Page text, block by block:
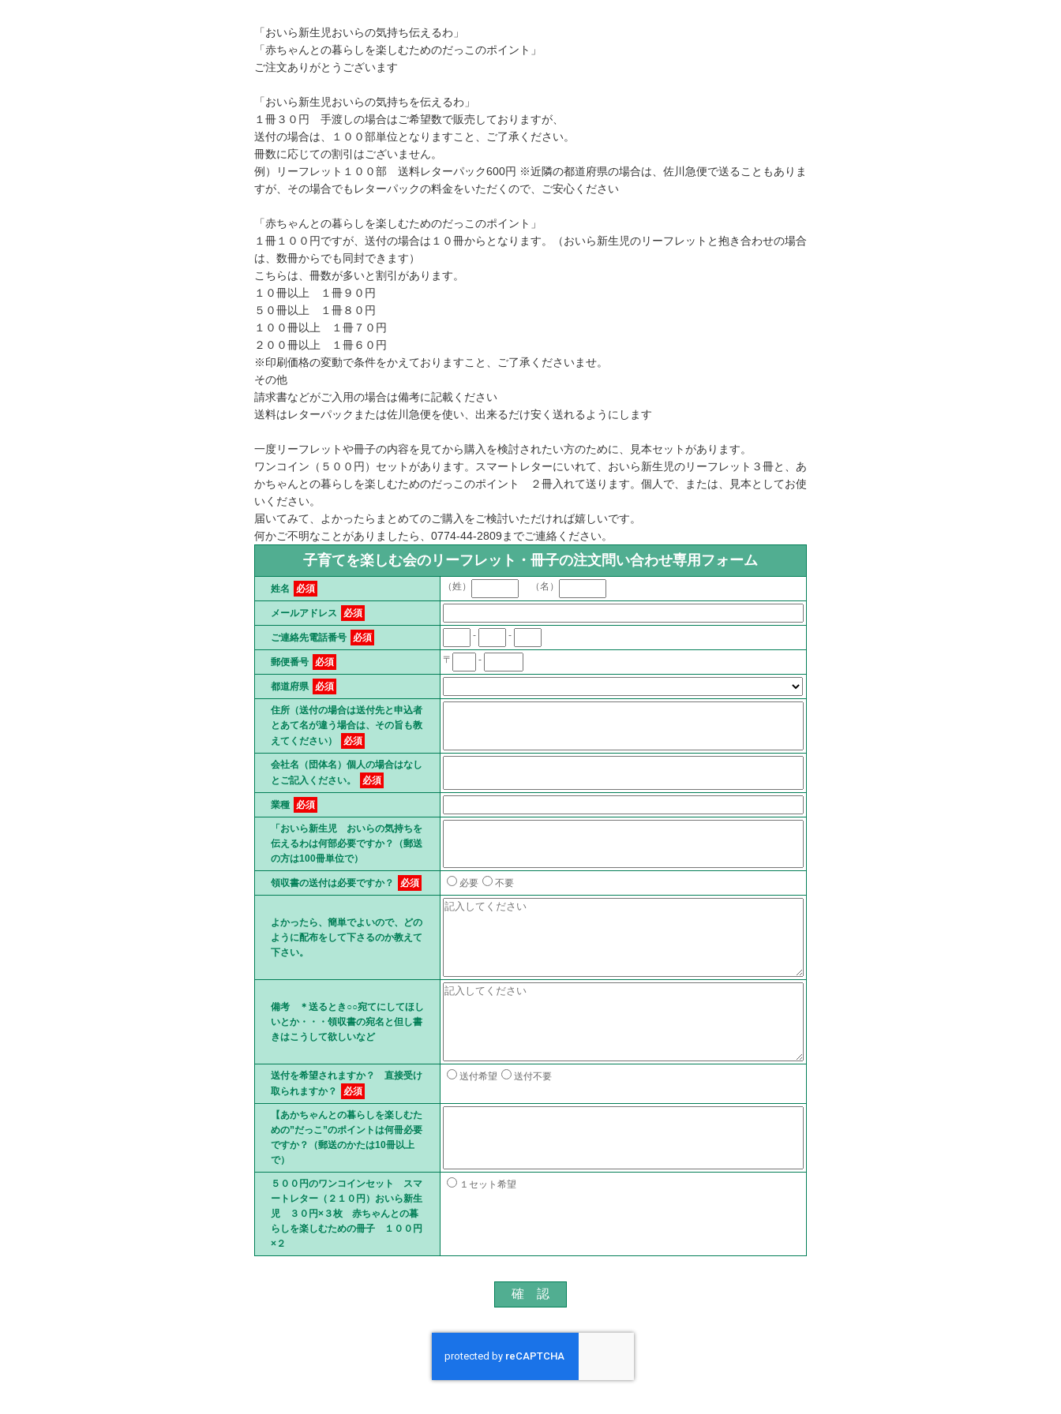
「おいら新生児おいらの気持ち伝えるわ」
「赤ちゃんとの暮らしを楽しむためのだっこのポイント」
ご注文ありがとうございます
「おいら新生児おいらの気持ちを伝えるわ」
１冊３０円 手渡しの場合はご希望数で販売しておりますが、
送付の場合は、１００部単位となりますこと、ご了承ください。
冊数に応じての割引はございません。
例）リーフレット１００部 送料レターパック600円 ※近隣の都道府県の場合は、佐川急便で送ることもありま
すが、その場合でもレターパックの料金をいただくので、ご安心ください
「赤ちゃんとの暮らしを楽しむためのだっこのポイント」
１冊１００円ですが、送付の場合は１０冊からとなります。（おいら新生児のリーフレットと抱き合わせの場合
は、数冊からでも同封できます）
こちらは、冊数が多いと割引があります。
１０冊以上 １冊９０円
５０冊以上 １冊８０円
１００冊以上 １冊７０円
２００冊以上 １冊６０円
※印刷価格の変動で条件をかえておりますこと、ご了承くださいませ。
その他
請求書などがご入用の場合は備考に記載ください
送料はレターパックまたは佐川急便を使い、出来るだけ安く送れるようにします
一度リーフレットや冊子の内容を見てから購入を検討されたい方のために、見本セットがあります。
ワンコイン（５００円）セットがあります。スマートレターにいれて、おいら新生児のリーフレット３冊と、あ
かちゃんとの暮らしを楽しむためのだっこのポイント ２冊入れて送ります。個人で、または、見本としてお使
いください。
届いてみて、よかったらまとめてのご購入をご検討いただければ嬉しいです。
何かご不明なことがありましたら、0774-44-2809までご連絡ください。
子育てを楽しむ会のリーフレット・冊子の注文問い合わせ専用フォーム
姓名 必須 （姓） （名）
メールアドレス 必須
ご連絡先電話番号 必須 - -
郵便番号 必須 〒 -
都道府県 必須
住所（送付の場合は送付先と申込者
とあて名が違う場合は、その旨も教
えてください）
必須
会社名（団体名）個人の場合はなし
とご記入ください。
必須
業種 必須
「おいら新生児 おいらの気持ちを
伝えるわは何部必要ですか？（郵送
の方は100冊単位で）
領収書の送付は必要ですか？ 必須 必要 不要
よかったら、簡単でよいので、どの
ように配布をして下さるのか教えて
下さい。
備考 ＊送るとき○○宛てにしてほし
いとか・・・領収書の宛名と但し書
きはこうして欲しいなど
送付を希望されますか？ 直接受け
取られますか？
必須
送付希望 送付不要
【あかちゃんとの暮らしを楽しむた
めの”だっこ”のポイントは何冊必要
ですか？（郵送のかたは10冊以上
で）
５００円のワンコインセット スマ
ートレター（２１０円）おいら新生
児 ３０円×３枚 赤ちゃんとの暮
らしを楽しむための冊子 １００円
×２
１セット希望